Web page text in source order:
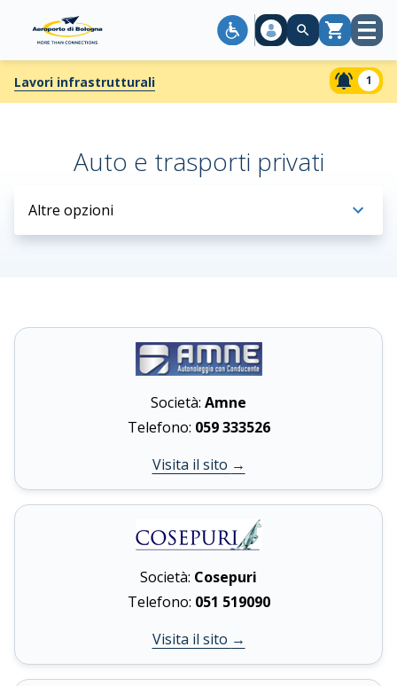
CarrelloApri
Lavori infrastrutturali 1
Auto e trasporti privati
Altre opzioni
Società: Amne
Telefono: 059 333526
Visita il sito →
Società: Cosepuri
Telefono: 051 519090
Visita il sito →